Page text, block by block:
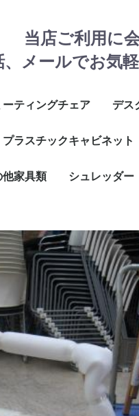
当店ご利用に
、メールでお気
ーティングチェア
スタッキングチェア
モ台付チェア
タッキングチェア
りたたみチェア
の他
デス
その他
ョンカ
プラスチックキャビネット
３列タイプ
２列タイプ
その他
他家具類 シュレッダー